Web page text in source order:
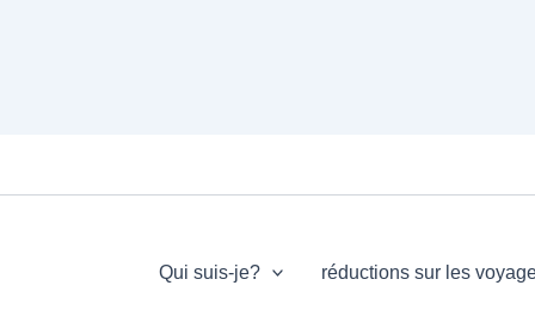
Qui suis-je? réductions sur les